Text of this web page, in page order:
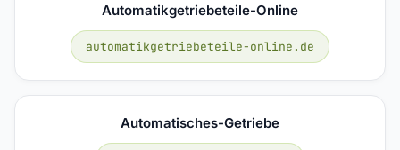
Automatikgetriebeteile-Online
automatikgetriebeteile-online.de
Automatisches-Getriebe